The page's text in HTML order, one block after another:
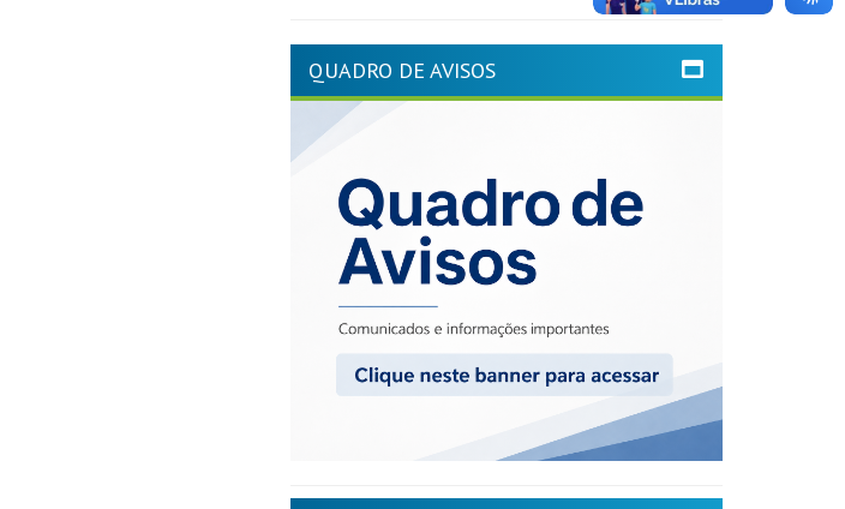
QUADRO DE AVISOS